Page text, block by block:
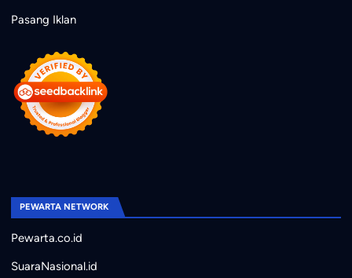
Pasang Iklan
PEWARTA NETWORK
Pewarta.co.id
SuaraNasional.id